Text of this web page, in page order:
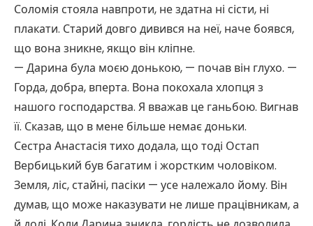
Соломія стояла навпроти, не здатна ні сісти, ні
плакати. Старий довго дивився на неї, наче боявся,
що вона зникне, якщо він кліпне.
— Дарина була моєю донькою, — почав він глухо. —
Горда, добра, вперта. Вона покохала хлопця з
нашого господарства. Я вважав це ганьбою. Вигнав
її. Сказав, що в мене більше немає доньки.
Сестра Анастасія тихо додала, що тоді Остап
Вербицький був багатим і жорстким чоловіком.
Земля, ліс, стайні, пасіки — усе належало йому. Він
думав, що може наказувати не лише працівникам, а